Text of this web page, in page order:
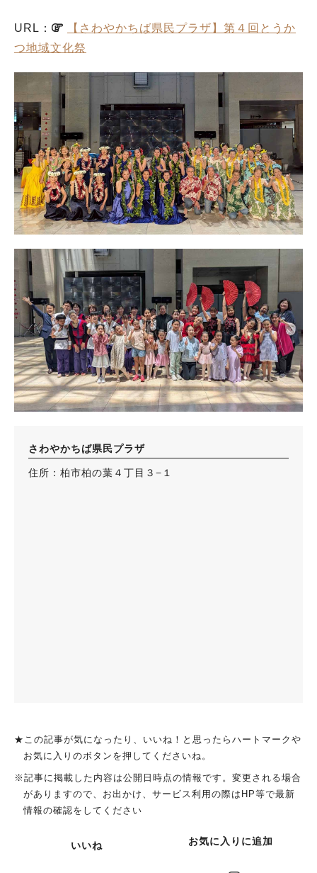
URL：
【さわやかちば県民プラザ】第４回とうか
つ地域文化祭
さわやかちば県民プラザ
住所：柏市柏の葉４丁目３−１
★この記事が気になったり、いいね！と思ったらハートマークや
お気に入りのボタンを押してくださいね。
※記事に掲載した内容は公開日時点の情報です。変更される場合
がありますので、お出かけ、サービス利用の際はHP等で最新
情報の確認をしてください
いいね お気に入りに追加